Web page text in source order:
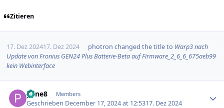
Zitieren
17. Dez 202417. Dez 2024 photron changed the title to Warp3 nach
Update von Fronius GEN24 Plus Batterie-Beta auf Firmware_2_6_6_675aeb99
kein Webinterface
pene8 Members
Geschrieben December 17, 2024 at 12:5317. Dez 2024